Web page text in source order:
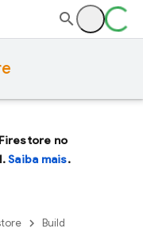
no
Saiba mais.
Build